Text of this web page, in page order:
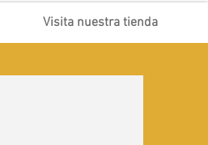
Visita nuestra tienda